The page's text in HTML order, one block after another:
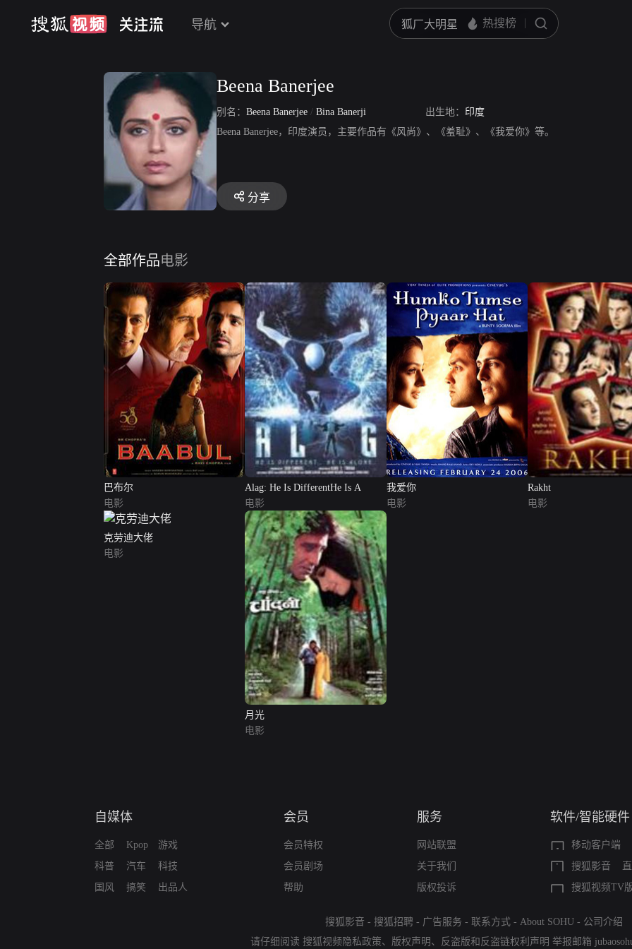
导航
Beena Banerjee
别名： Beena Banerjee / Bina Banerji 出生地： 印度
Beena Banerjee，印度演员，主要作品有《风尚》、《羞耻》、《我爱你》等。
分享
全部作品电影
巴布尔
电影
Alag: He Is DifferentHe Is A
电影
我爱你
电影
Rakht
电影
克劳迪大佬
电影
月光
电影
自媒体
全部
科普
国风
Kpop
汽车
搞笑
游戏
科技
出品人
会员
会员特权
会员剧场
帮助
服务
网站联盟
关于我们
版权投诉
软件/智能硬件
移动客户端
搜狐影音
搜狐视频TV
搜狐影音 - 搜狐招聘 - 广告服务 - 联系方式 - About SOHU - 公司介绍
请仔细阅读 搜狐视频隐私政策、 版权声明 、 反盗版和反盗链权利声明 举报邮箱